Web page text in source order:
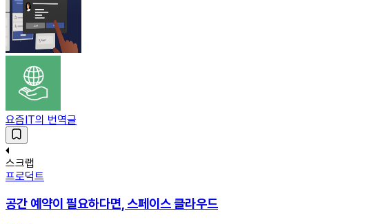
요즘IT의 번역글
스크랩
프로덕트
공간 예약이 필요하다면, 스페이스 클라우드